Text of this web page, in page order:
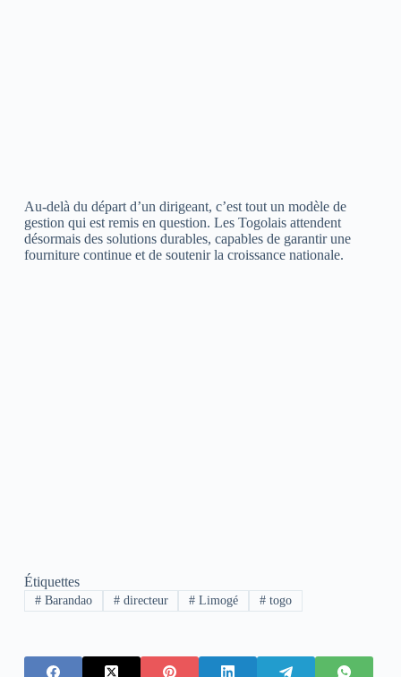
Au-delà du départ d’un dirigeant, c’est tout un modèle de
gestion qui est remis en question. Les Togolais attendent
désormais des solutions durables, capables de garantir une
fourniture continue et de soutenir la croissance nationale.
Étiquettes
#Barandao #directeur # Limogé # togo